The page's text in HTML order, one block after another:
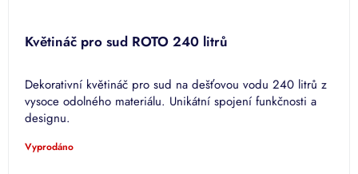
Květináč pro sud ROTO 240 litrů
Dekorativní květináč pro sud na dešťovou vodu 240 litrů z
vysoce odolného materiálu. Unikátní spojení funkčnosti a
designu.
Vyprodáno